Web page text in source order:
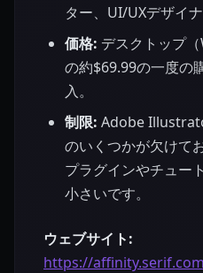
ター、UI/UXデザイ
価格: デスクトップ
の約$69.99の一度の
入。
制限: Adobe
のいくつかが欠けて
プラグインやチュー
小さいです。
ウェブサイト:
https://